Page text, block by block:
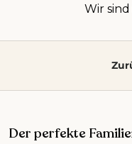
Wir
Der perfekte